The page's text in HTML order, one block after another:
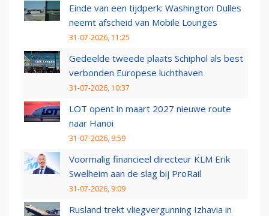
Einde van een tijdperk: Washington Dulles
neemt afscheid van Mobile Lounges
31-07-2026, 11:25
Gedeelde tweede plaats Schiphol als best
verbonden Europese luchthaven
31-07-2026, 10:37
LOT opent in maart 2027 nieuwe route
naar Hanoi
31-07-2026, 9:59
Voormalig financieel directeur KLM Erik
Swelheim aan de slag bij ProRail
31-07-2026, 9:09
Rusland trekt vliegvergunning Izhavia in